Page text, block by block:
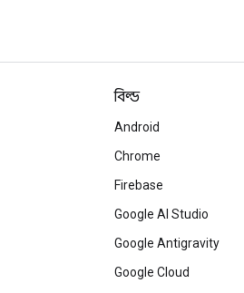
বিল্ড
Android
Chrome
Firebase
Google AI Studio
Google Antigravity
Google Cloud